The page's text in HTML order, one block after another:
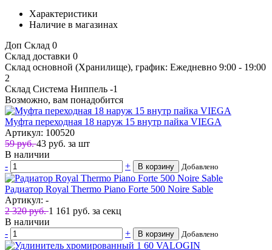
Характеристики
Наличие в магазинах
Доп Склад 0
Склад доставки 0
Склад основной (Хранилище), график: Ежедневно 9:00 - 19:00
2
Склад Система Ниппель -1
Возможно, вам понадобится
Муфта переходная 18 наруж 15 внутр пайка VIEGA
Артикул: 100520
59 руб.43 руб. за шт
В наличии
-
+ В корзину Добавлено
Радиатор Royal Thermo Piano Forte 500 Noire Sable
Артикул: -
2 320 руб.1 161 руб. за секц
В наличии
-
+ В корзину Добавлено